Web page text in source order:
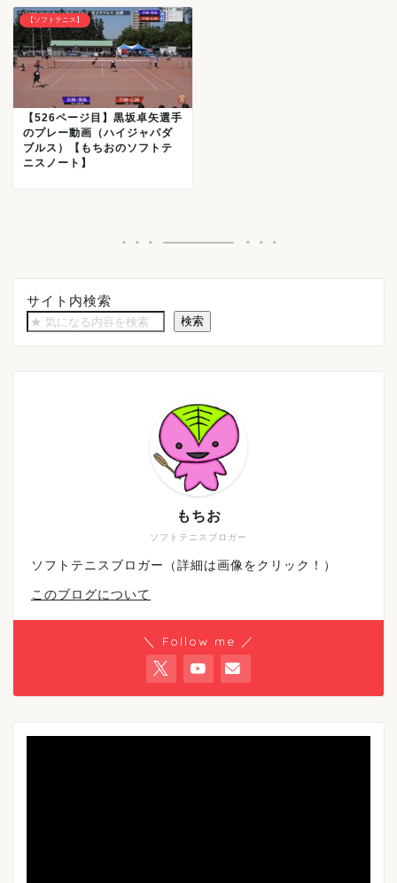
【ソフトテニス】
【526ページ目】黒坂卓矢選手
のプレー動画（ハイジャパダ
ブルス）【もちおのソフトテ
ニスノート】
サイト内検索
検索
ソフトテニスブロガー
もちお
ソフトテニスブロガー（詳細は画像をクリック！）
このブログについて
＼ Follow me ／